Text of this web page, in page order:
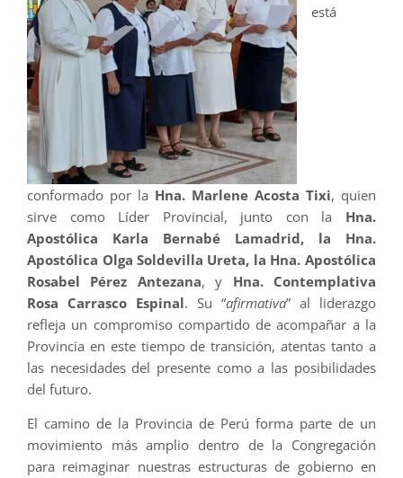
está
conformado por la Hna. Marlene Acosta Tixi, quien
sirve como Líder Provincial, junto con la Hna.
Apostólica Karla Bernabé Lamadrid, la Hna.
Apostólica Olga Soldevilla Ureta, la Hna. Apostólica
Rosabel Pérez Antezana, y Hna. Contemplativa
Rosa Carrasco Espinal. Su “afirmativa” al liderazgo
refleja un compromiso compartido de acompañar a la
Provincia en este tiempo de transición, atentas tanto a
las necesidades del presente como a las posibilidades
del futuro.
El camino de la Provincia de Perú forma parte de un
movimiento más amplio dentro de la Congregación
para reimaginar nuestras estructuras de gobierno en